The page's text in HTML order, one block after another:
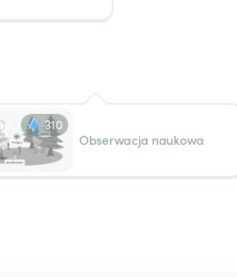
310
Obserwacja naukowa